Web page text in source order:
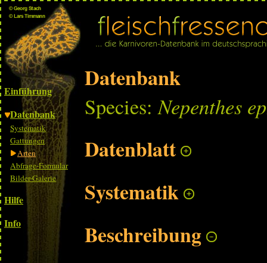
Einführung
Datenbank
Systematik
Gattungen
Arten
Abfrage-Formular
Bilder-Galerie
Hilfe
Info
Datenbank
Species:Nepenthes
Datenblatt
Systematik
Beschreibung